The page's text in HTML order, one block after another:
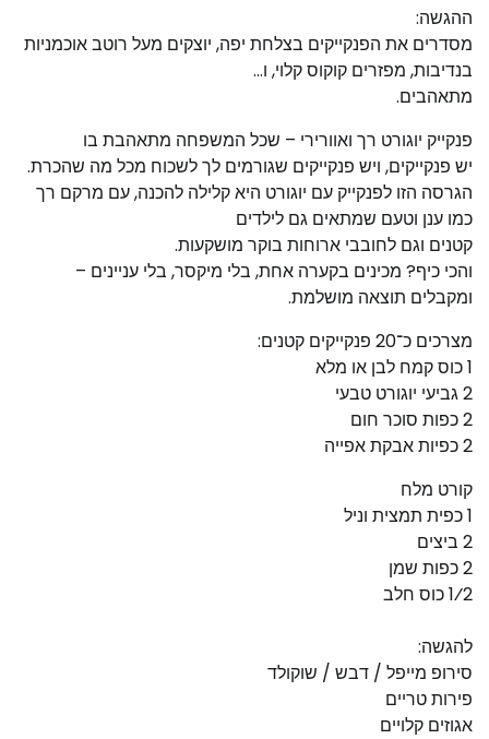
ההגשה:
מסדרים את הפנקייקים בצלחת יפה, יוצקים מעל רוטב אוכמניות
בנדיבות, מפזרים קוקוס קלוי, ו…
מתאהבים.
פנקייק יוגורט רך ואוורירי – שכל המשפחה מתאהבת בו
יש פנקייקים, ויש פנקייקים שגורמים לך לשכוח מכל מה שהכרת.
הגרסה הזו לפנקייק עם יוגורט היא קלילה להכנה, עם מרקם רך
כמו ענן וטעם שמתאים גם לילדים
קטנים וגם לחובבי ארוחות בוקר מושקעות.
והכי כיף? מכינים בקערה אחת, בלי מיקסר, בלי עניינים –
ומקבלים תוצאה מושלמת.
מצרכים כ־20 פנקייקים קטנים:
1 כוס קמח לבן או מלא
2 גביעי יוגורט טבעי
2 כפות סוכר חום
2 כפיות אבקת אפייה
קורט מלח
1 כפית תמצית וניל
2 ביצים
2 כפות שמן
1⁄2 כוס חלב
להגשה:
סירופ מייפל / דבש / שוקולד
פירות טריים
אגוזים קלויים